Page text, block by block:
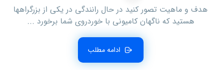
هدف و ماهیت تصور کنید در حال رانندگی در یکی از بزرگراهها
هستید که ناگهان کامیونی با خوردروی شما برخورد ...
ادامه مطلب